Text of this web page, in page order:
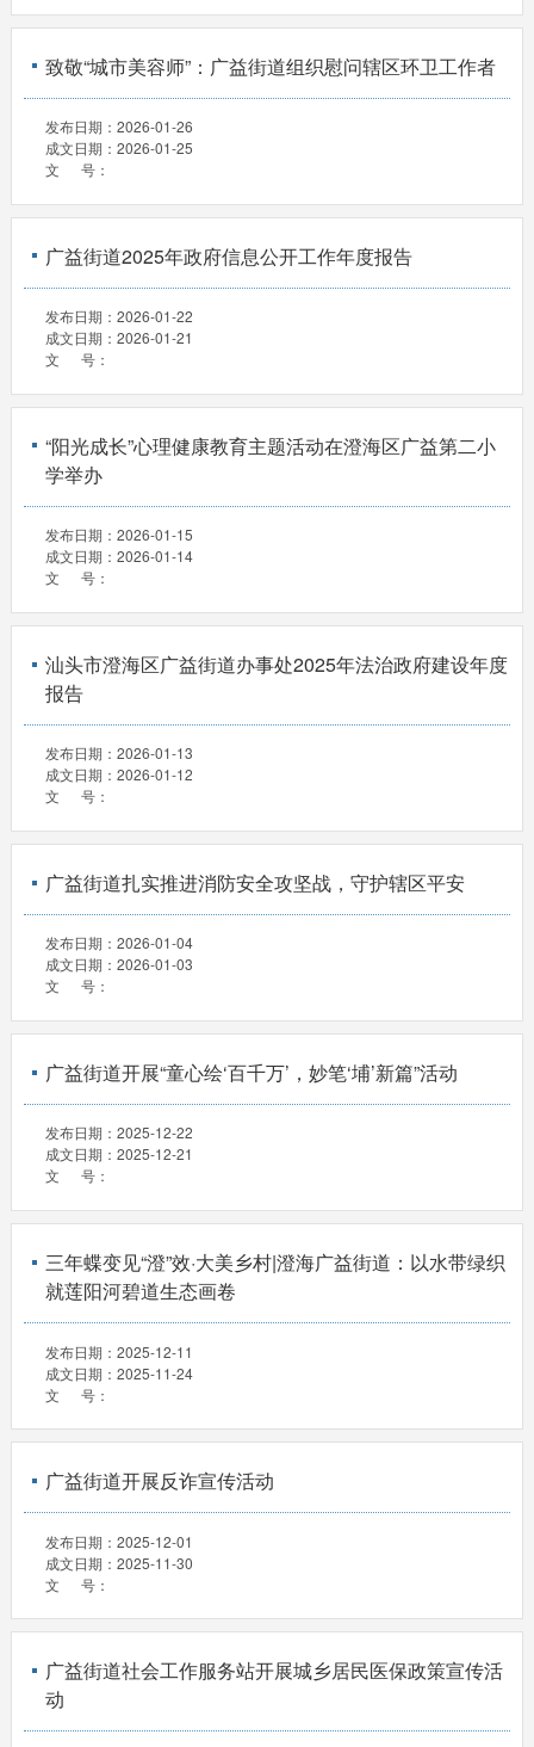
致敬“城市美容师”：广益街道组织慰问辖区环卫工作者
发布日期： 2026-01-26
成文日期： 2026-01-25
文 号：
广益街道2025年政府信息公开工作年度报告
发布日期： 2026-01-22
成文日期： 2026-01-21
文 号：
“阳光成长”心理健康教育主题活动在澄海区广益第二小
学举办
发布日期： 2026-01-15
成文日期： 2026-01-14
文 号：
汕头市澄海区广益街道办事处2025年法治政府建设年度
报告
发布日期： 2026-01-13
成文日期： 2026-01-12
文 号：
广益街道扎实推进消防安全攻坚战，守护辖区平安
发布日期： 2026-01-04
成文日期： 2026-01-03
文 号：
广益街道开展“童心绘‘百千万’，妙笔‘埔’新篇”活动
发布日期： 2025-12-22
成文日期： 2025-12-21
文 号：
三年蝶变见“澄”效·大美乡村|澄海广益街道：以水带绿织
就莲阳河碧道生态画卷
发布日期： 2025-12-11
成文日期： 2025-11-24
文 号：
广益街道开展反诈宣传活动
发布日期： 2025-12-01
成文日期： 2025-11-30
文 号：
广益街道社会工作服务站开展城乡居民医保政策宣传活
动